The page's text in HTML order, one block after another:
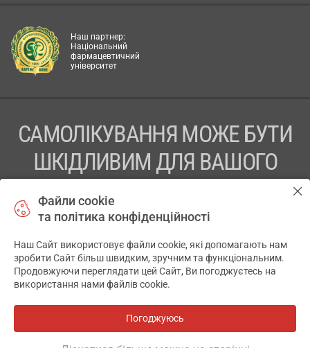
Наш партнер:
Національний
фармацевтичний
університет
САМОЛІКУВАННЯ МОЖЕ БУТИ
ШКІДЛИВИМ ДЛЯ ВАШОГО
ПЕРЕД ЗАСТОСУВАННЯМ ПРЕПАРАТУ ПРОКОНСУЛЬТУЙТЕСЬ
ТОВ «АПТЕКА 911.ЮА» Код ЄДРПОУ 43631965.
Відмова від відповідальності
© 2014-2026. Медична інформаційна система АПТЕКА911.ЮА
Файли cookie
та політика конфіденційності
Наш Сайт використовує файли cookie, які допомагають нам
зробити Сайт більш швидким, зручним та функціональним.
Продовжуючи переглядати цей Сайт, Ви погоджуєтесь на
використання нами файлів cookie.
Погоджуюсь
✕